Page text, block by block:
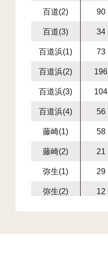
百道(2) 90
百道(3) 34
百道浜(1) 73
百道浜(2) 196
百道浜(3) 104
百道浜(4) 56
藤崎(1) 58
藤崎(2) 21
弥生(1) 29
弥生(2) 12
室見(1) 73